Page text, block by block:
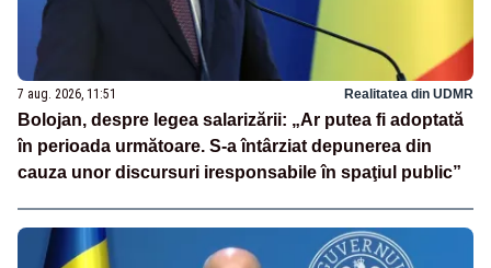
7 aug. 2026, 11:51 Realitatea din UDMR
Bolojan, despre legea salarizării: „Ar putea fi adoptată
în perioada următoare. S-a întârziat depunerea din
cauza unor discursuri iresponsabile în spaţiul public”